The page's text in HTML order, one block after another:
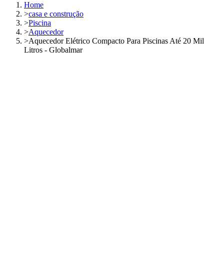
Home
>casa e construção
>Piscina
>Aquecedor
>Aquecedor Elétrico Compacto Para Piscinas Até 20 Mil
Litros - Globalmar